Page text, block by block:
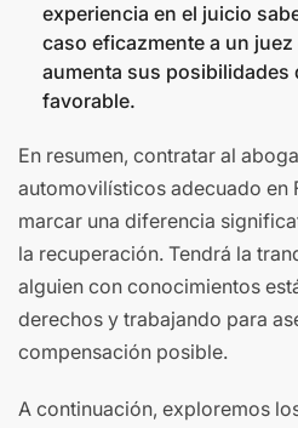
experiencia en el juicio
caso eficazmente a un
aumenta sus posibilidades
favorable.
En resumen, contratar al
automovilísticos adecuado en
marcar una diferencia
la recuperación. Tendrá la
alguien con conocimientos
derechos y trabajando para
compensación posible.
A continuación, exploremos